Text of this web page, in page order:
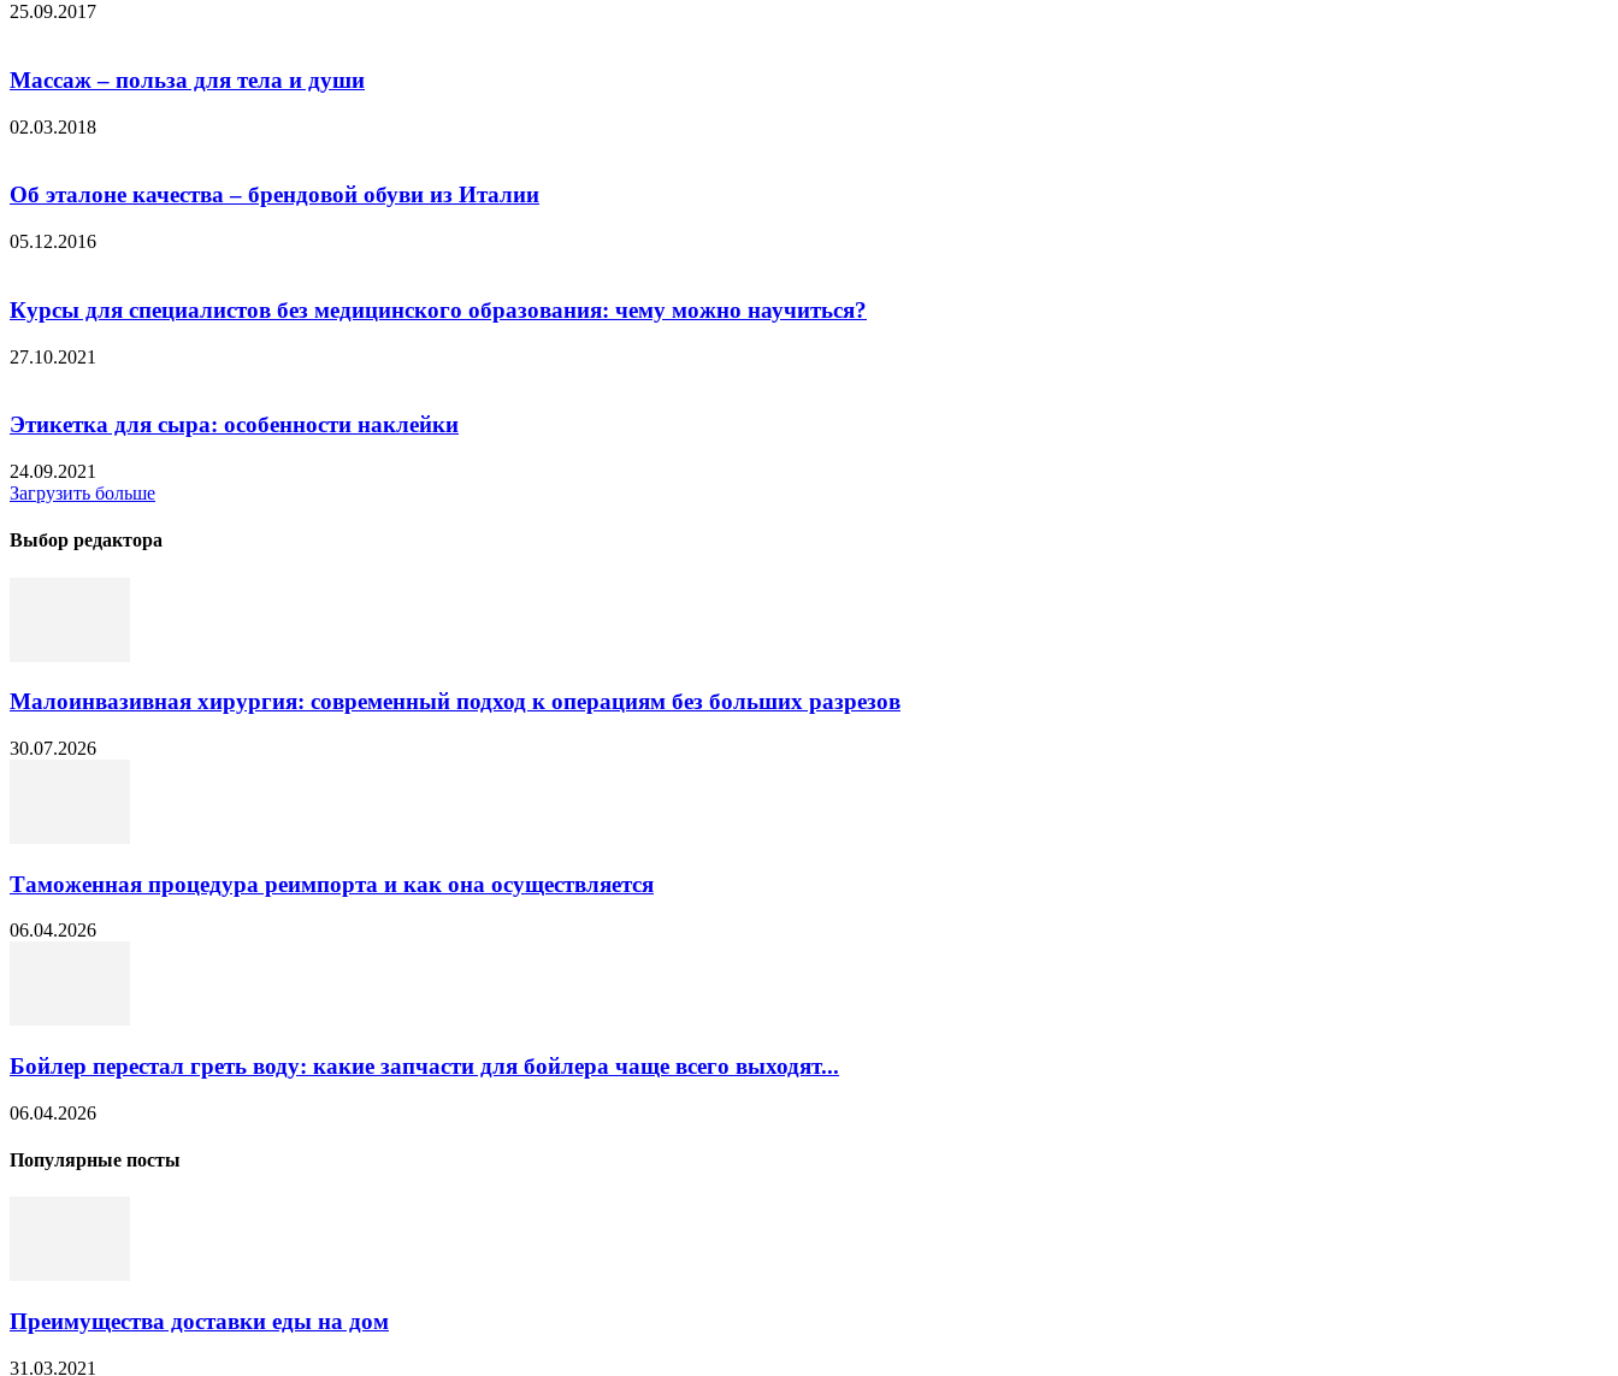
25.09.2017
Массаж – польза для тела и души
02.03.2018
Об эталоне качества – брендовой обуви из Италии
05.12.2016
Курсы для специалистов без медицинского образования: чему можно научиться?
27.10.2021
Этикетка для сыра: особенности наклейки
24.09.2021
Загрузить больше
Выбор редактора
Малоинвазивная хирургия: современный подход к операциям без больших разрезов
30.07.2026
Таможенная процедура реимпорта и как она осуществляется
06.04.2026
Бойлер перестал греть воду: какие запчасти для бойлера чаще всего выходят...
06.04.2026
Популярные посты
Преимущества доставки еды на дом
31.03.2021